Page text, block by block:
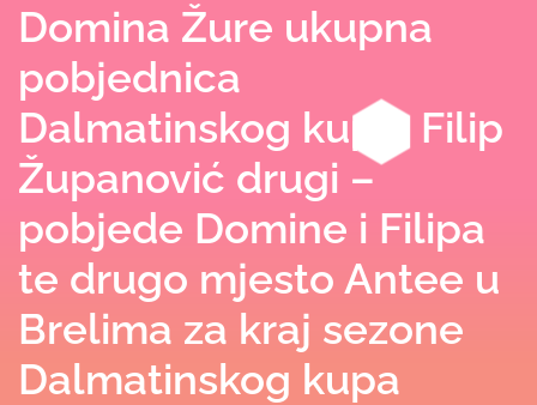
Domina Žure ukupna
pobjednica
Dalmatinskog kupa, Filip
Županović drugi –
pobjede Domine i Filipa
te drugo mjesto Antee u
Brelima za kraj sezone
Dalmatinskog kupa